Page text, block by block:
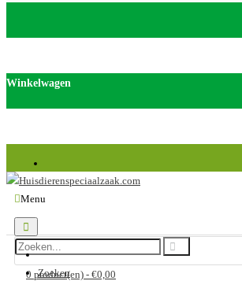
Winkelwagen
Huisdierenspeciaalzaak.com is onderdeel van Discus
0 product(en) - €0,00
Zoeken